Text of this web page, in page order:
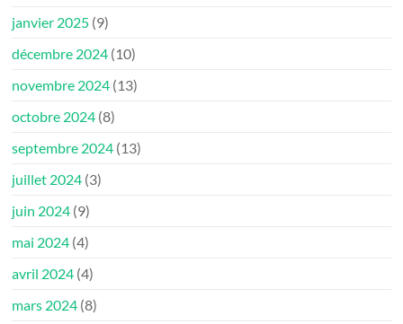
janvier 2025 (9)
décembre 2024 (10)
novembre 2024 (13)
octobre 2024 (8)
septembre 2024 (13)
juillet 2024 (3)
juin 2024 (9)
mai 2024 (4)
avril 2024 (4)
mars 2024 (8)